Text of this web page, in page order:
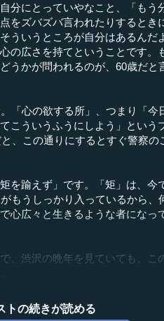
分にとっていやなこと、「もう
をズバズバ言われたりするとき
ういうところが自分はあるんだ
の広さを持てということです。
うかが問われるのが、60歳だと
「心の欲する所」、つまり「今
こういうふうにしよう」という
、この通りにするとすぐ警察の
を踰えず」です。「矩」は、今
もうしっかり入っているから、
心広々と生きるような者になっ
、渋沢の晩年を見ていても、こ
トの続きが読める